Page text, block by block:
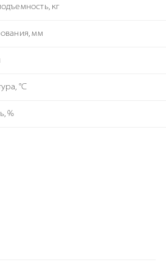
кг
мм
°С
%